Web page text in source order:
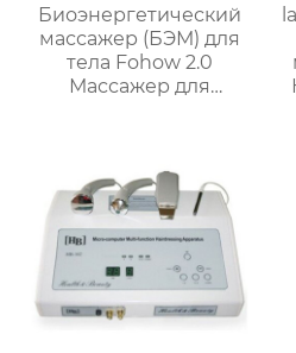
Биоэнергетический
массажер (БЭМ) для
тела Fohow 2.0
Массажер для
мышцы/EMS